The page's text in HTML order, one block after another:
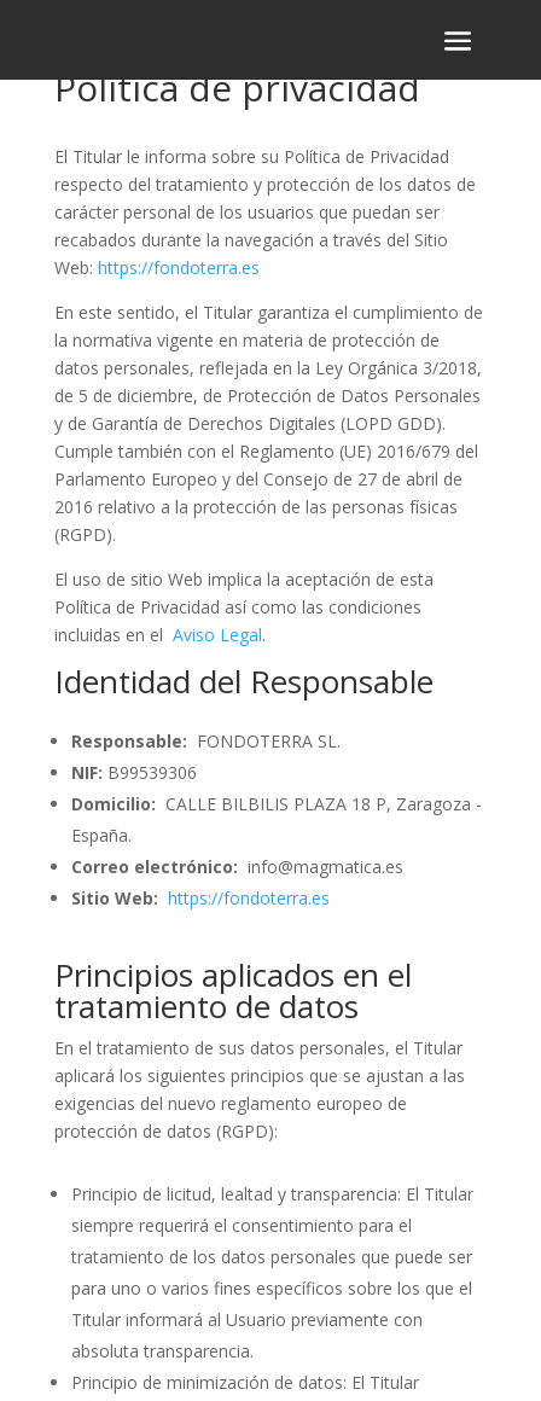
Política de privacidad
El Titular le informa sobre su Política de Privacidad
respecto del tratamiento y protección de los datos de
carácter personal de los usuarios que puedan ser
recabados durante la navegación a través del Sitio
Web: https://fondoterra.es
En este sentido, el Titular garantiza el cumplimiento de
la normativa vigente en materia de protección de
datos personales, reflejada en la Ley Orgánica 3/2018,
de 5 de diciembre, de Protección de Datos Personales
y de Garantía de Derechos Digitales (LOPD GDD).
Cumple también con el Reglamento (UE) 2016/679 del
Parlamento Europeo y del Consejo de 27 de abril de
2016 relativo a la protección de las personas físicas
(RGPD).
El uso de sitio Web implica la aceptación de esta
Política de Privacidad así como las condiciones
incluidas en el Aviso Legal.
Identidad del Responsable
Responsable: FONDOTERRA SL.
NIF: B99539306
Domicilio: CALLE BILBILIS PLAZA 18 P, Zaragoza -
España.
Correo electrónico: info@magmatica.es
Sitio Web: https://fondoterra.es
Principios aplicados en el
tratamiento de datos
En el tratamiento de sus datos personales, el Titular
aplicará los siguientes principios que se ajustan a las
exigencias del nuevo reglamento europeo de
protección de datos (RGPD):
Principio de licitud, lealtad y transparencia: El Titular
siempre requerirá el consentimiento para el
tratamiento de los datos personales que puede ser
para uno o varios fines específicos sobre los que el
Titular informará al Usuario previamente con
absoluta transparencia.
Principio de minimización de datos: El Titular